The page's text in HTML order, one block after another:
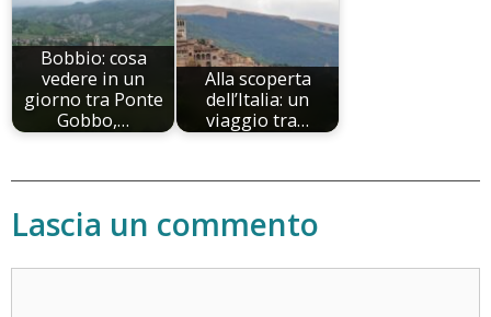
Bobbio: cosa
vedere in un
giorno tra Ponte
Gobbo,…
Alla scoperta
dell’Italia: un
viaggio tra…
Lascia un commento